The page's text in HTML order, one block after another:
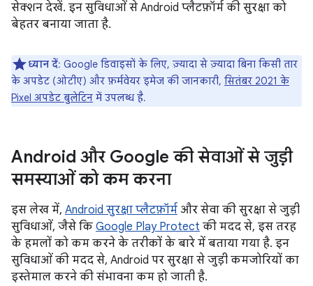
सेक्शन देखें. इन सुविधाओं से Android प्लैटफ़ॉर्म की सुरक्षा को
बेहतर बनाया जाता है.
ध्यान दें: Google डिवाइसों के लिए, ज़्यादा से ज़्यादा बिना किसी तार
के अपडेट (ओटीए) और फ़र्मवेयर इमेज की जानकारी, सितंबर 2021 के
Pixel अपडेट बुलेटिन में उपलब्ध है.
Android और Google की सेवाओं से जुड़ी
समस्याओं को कम करना
इस लेख में, Android सुरक्षा प्लैटफ़ॉर्म और सेवा की सुरक्षा से जुड़ी
सुविधाओं, जैसे कि Google Play Protect की मदद से, इस तरह
के हमलों को कम करने के तरीकों के बारे में बताया गया है. इन
सुविधाओं की मदद से, Android पर सुरक्षा से जुड़ी कमजोरियों का
इस्तेमाल करने की संभावना कम हो जाती है.